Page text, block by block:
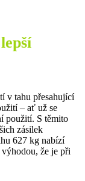
v tahu přesahující
– ať už se
použití. S těmito
zásilek
627 kg nabízí
že je při